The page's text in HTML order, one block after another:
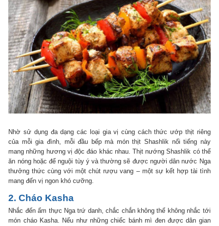
Nhờ sử dụng đa dạng các loại gia vị cùng cách thức ướp thịt riêng
của mỗi gia đình, mỗi đầu bếp mà món thịt Shashlik nổi tiếng này
mang những hương vị độc đáo khác nhau. Thịt nướng Shashlik có thể
ăn nóng hoặc để nguội tùy ý và thường sẽ được người dân nước Nga
thưởng thức cùng với một chút rượu vang – một sự kết hợp tài tình
mang đến vị ngon khó cưỡng.
2. Cháo Kasha
Nhắc đến ẩm thực Nga trứ danh, chắc chắn không thể không nhắc tới
món cháo Kasha. Nếu như những chiếc bánh mì đen được dân gian